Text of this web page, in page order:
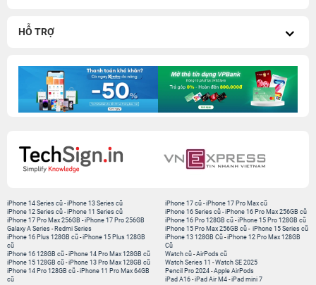
HỖ TRỢ
iPhone 14 Series cũ -iPhone 13 Series cũ
iPhone 12 Series cũ -iPhone 11 Series cũ
iPhone 17 Pro Max 256GB -iPhone 17 Pro 256GB
Galaxy A Series - Redmi Series
iPhone 17 cũ -iPhone 17 Pro Max cũ
iPhone 16 Series cũ - iPhone 16 Pro Max 256GB cũ
iPhone 16 Pro 128GB cũ -iPhone 15 Pro 128GB cũ
iPhone 15 Pro Max 256GB cũ - iPhone 15 Series cũ
iPhone 16 Plus 128GB cũ -iPhone 15 Plus 128GB
cũ
iPhone 16 128GB cũ -iPhone 14 Pro Max 128GB cũ
iPhone 15 128GB cũ -iPhone 13 Pro Max 128GB cũ
iPhone 14 Pro 128GB cũ -iPhone 11 Pro Max 64GB
cũ
iPhone 13 128GB Cũ -iPhone 12 Pro Max 128GB
Cũ
Watch cũ -AirPods cũ
Watch Series 11 -Watch SE 2025
Pencil Pro 2024 -Apple AirPods
iPad A16 -iPad Air M4 -iPad mini 7